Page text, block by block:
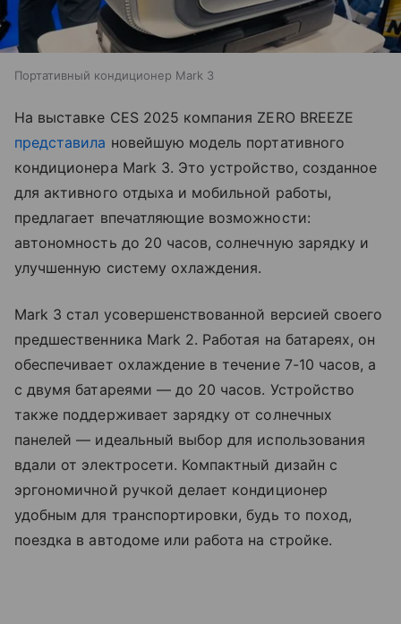
Портативный кондиционер Mark 3
На выставке CES 2025 компания ZERO BREEZE
представила новейшую модель портативного
кондиционера Mark 3. Это устройство, созданное
для активного отдыха и мобильной работы,
предлагает впечатляющие возможности:
автономность до 20 часов, солнечную зарядку и
улучшенную систему охлаждения.
Mark 3 стал усовершенствованной версией своего
предшественника Mark 2. Работая на батареях, он
обеспечивает охлаждение в течение 7-10 часов, а
с двумя батареями — до 20 часов. Устройство
также поддерживает зарядку от солнечных
панелей — идеальный выбор для использования
вдали от электросети. Компактный дизайн с
эргономичной ручкой делает кондиционер
удобным для транспортировки, будь то поход,
поездка в автодоме или работа на стройке.